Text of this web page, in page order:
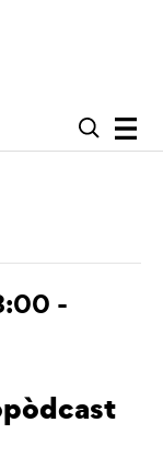
-